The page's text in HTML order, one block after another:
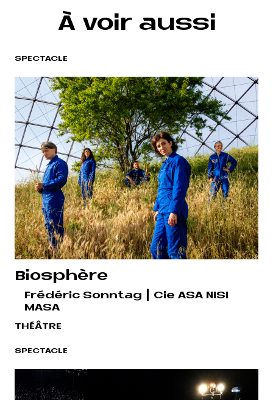
À voir aussi
SPECTACLE
Biosphère
Frédéric Sonntag | Cie ASA NISI
MASA
THÉÂTRE
SPECTACLE